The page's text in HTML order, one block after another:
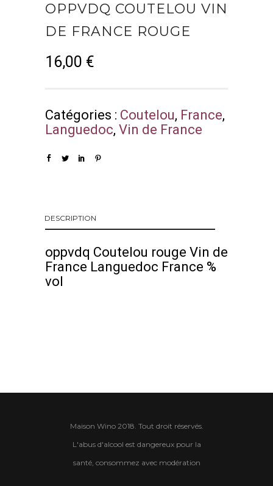
OPPVDQ COUTELOU VIN
DE FRANCE ROUGE
16,00 €
Catégories : Coutelou, France,
Languedoc, Vin de France
DESCRIPTION
oppvdq Coutelou rouge Vin de
France Languedoc France %
vol
Maison Wino 2018. Tout droit réservés.
L'abus d'alcool est dangereux pour la
santé, consommez avec modération